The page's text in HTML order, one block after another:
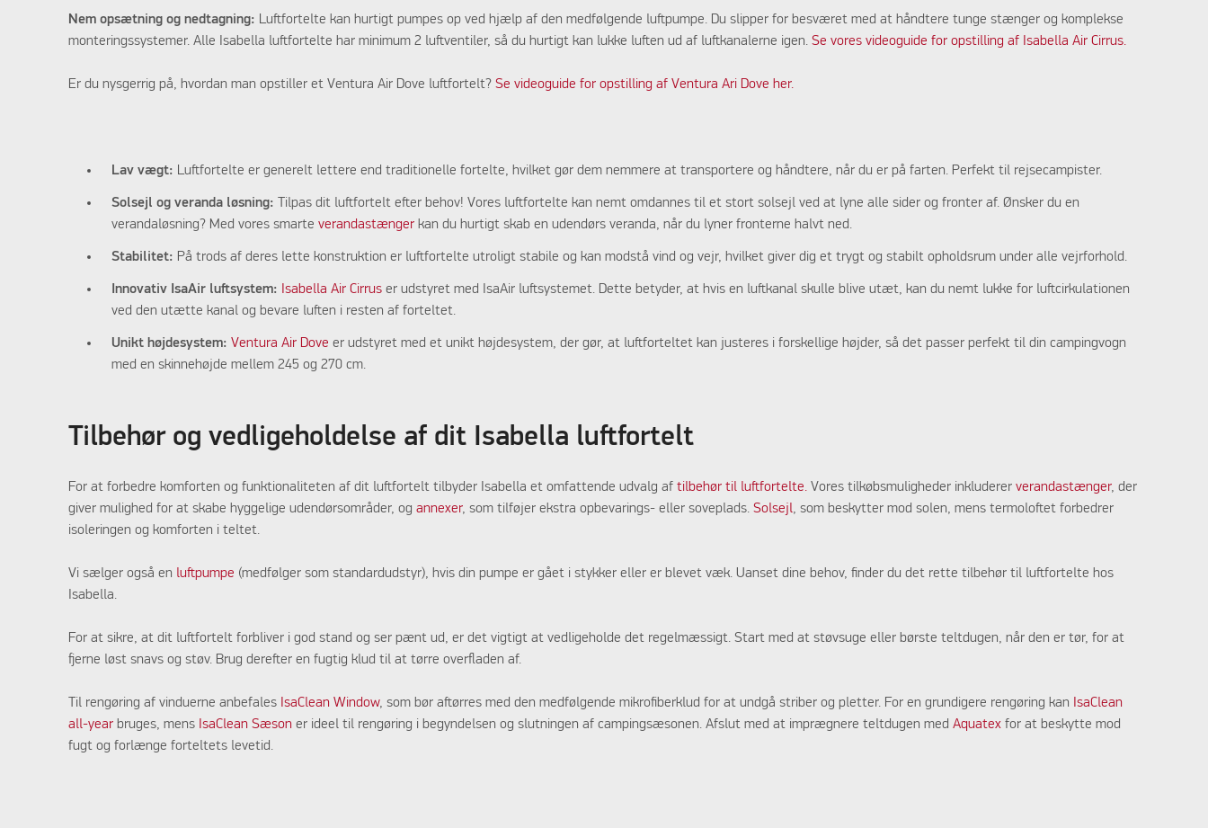
Nem opsætning og nedtagning: Luftfortelte kan hurtigt pumpes op ved hjælp af den medfølgende luftpumpe. Du slipper for besværet med at håndtere tunge stænger og komplekse
monteringssystemer. Alle Isabella luftfortelte har minimum 2 luftventiler, så du hurtigt kan lukke luften ud af luftkanalerne igen.Se vores videoguide for opstilling af Isabella Air Cirrus.
Er du nysgerrig på, hvordan man opstiller et Ventura Air Dove luftfortelt?Se videoguide for opstilling af Ventura Ari Dove her.
Lav vægt: Luftfortelte er generelt lettere end traditionelle fortelte, hvilket gør dem nemmere at transportere og håndtere, når du er på farten. Perfekt til rejsecampister.
Solsejl og veranda løsning: Tilpas dit luftfortelt efter behov! Vores luftfortelte kan nemt omdannes til et stort solsejl ved at lyne alle sider og fronter af. Ønsker du en
verandaløsning? Med vores smarteverandastænger kan du hurtigt skab en udendørs veranda, når du lyner fronterne halvt ned.
Stabilitet: På trods af deres lette konstruktion er luftfortelte utroligt stabile og kan modstå vind og vejr, hvilket giver dig et trygt og stabilt opholdsrum under alle vejrforhold.
Innovativ IsaAir luftsystem: Isabella Air Cirrus er udstyret med IsaAir luftsystemet. Dette betyder, at hvis en luftkanal skulle blive utæt, kan du nemt lukke for luftcirkulationen
ved den utætte kanal og bevare luften i resten af forteltet.
Unikt højdesystem: Ventura Air Dove er udstyret med et unikt højdesystem, der gør, at luftforteltet kan justeres i forskellige højder, så det passer perfekt til din campingvogn
med en skinnehøjde mellem 245 og 270 cm.
Tilbehør og vedligeholdelse af dit Isabella luftfortelt
For at forbedre komforten og funktionaliteten af dit luftfortelt tilbyder Isabella et omfattende udvalg aftilbehør til luftfortelte. Vores tilkøbsmuligheder inkludererverandastænger, der
giver mulighed for at skabe hyggelige udendørsområder, ogannexer, som tilføjer ekstra opbevarings- eller soveplads.Solsejl, som beskytter mod solen, mens termoloftet forbedrer
isoleringen og komforten i teltet.
Vi sælger også en luftpumpe (medfølger som standardudstyr), hvis din pumpe er gået i stykker eller er blevet væk. Uanset dine behov, finder du det rette tilbehør til luftfortelte hos
Isabella.
For at sikre, at dit luftfortelt forbliver i god stand og ser pænt ud, er det vigtigt at vedligeholde det regelmæssigt. Start med at støvsuge eller børste teltdugen, når den er tør, for at
fjerne løst snavs og støv. Brug derefter en fugtig klud til at tørre overfladen af.
Til rengøring af vinduerne anbefales IsaClean Window, som bør aftørres med den medfølgende mikrofiberklud for at undgå striber og pletter. For en grundigere rengøring kan IsaClean
all-year bruges, mens IsaClean Sæson er ideel til rengøring i begyndelsen og slutningen af campingsæsonen. Afslut med at imprægnere teltdugen medAquatexfor at beskytte mod
fugt og forlænge forteltets levetid.